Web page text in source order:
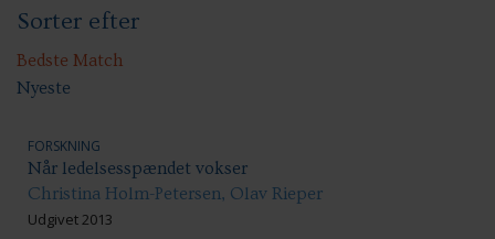
Sorter efter
Bedste Match
Nyeste
FORSKNING
Når ledelsesspændet vokser
Christina Holm-Petersen, Olav Rieper
Udgivet 2013